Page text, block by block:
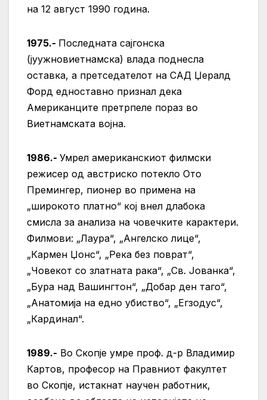
на 12 август 1990 година.
1975.- Последната сајгонска
(јуужновиетнамска) влада поднесла
оставка, а претседателот на САД Џералд
Форд едноставно признал дека
Американците претрпеле пораз во
Виетнамската војна.
1986.- Умрел американскиот филмски
режисер од австриско потекло Ото
Премингер, пионер во примена на
„широкото платно“ кој внел длабока
смисла за анализа на човечките карактери.
Филмови: „Лаура“, „Ангелско лице“,
„Кармен Џонс“, „Река без поврат“,
„Човекот со златната рака“, „Св. Јованка“,
„Бура над Вашингтон“, „Добар ден таго“,
„Анатомија на едно убиство“, „Егзодус“,
„Кардинал“.
1989.- Во Скопје умре проф. д-р Владимир
Картов, професор на Правниот факултет
во Скопје, истакнат научен работник,